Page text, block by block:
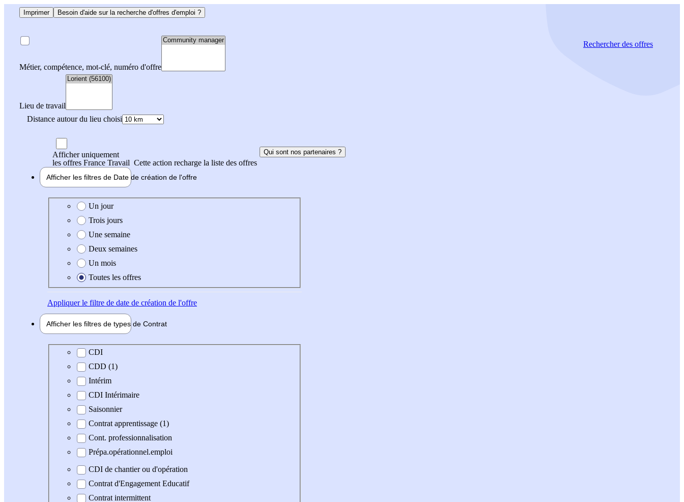
Imprimer Besoin d'aide sur la recherche d'offres d'emploi ?
Métier, compétence, mot-clé, numéro d'offre
Lieu de travail
Distance autour du lieu choisi
Rechercherdes offres
Afficher uniquement
les offres France Travail Cette action recharge la liste des offres
Qui sont nos partenaires ?
Afficher les filtres de Date de création de l'offre
Date de création de l'offre
Un jour
Trois jours
Une semaine
Deux semaines
Un mois
Toutes les offres
Appliquerle filtre de date de création de l'offre
Afficher les filtres de types de Contrat
Type de contrat
CDI
CDD (1)
Intérim
CDI Intérimaire
Saisonnier
Contrat apprentissage (1)
Cont. professionnalisation
Prépa.opérationnel.emploi
CDI de chantier ou d'opération
Contrat d'Engagement Educatif
Contrat intermittent